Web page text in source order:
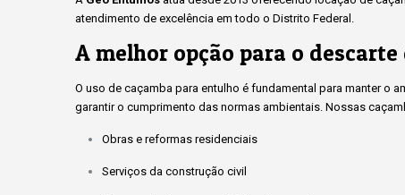
atendimento de excelência em todo o Distrito Federal.
A melhor opção para o
O uso de caçamba para entulho é fundamental para manter o
garantir o cumprimento das normas ambientais. Nossas
Obras e reformas residenciais
Serviços da construção civil